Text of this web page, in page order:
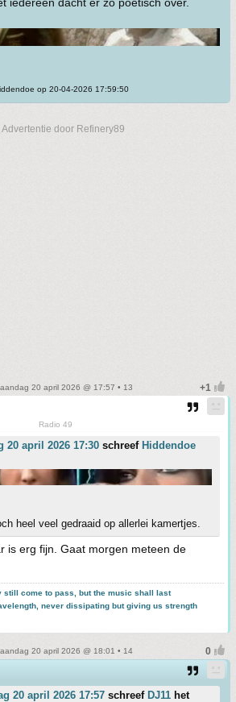
op 20-04-2026 17:59:50
door Refinery89
20 april 2026 @ 17:57 • 13
Radio 49
20 april 2026 17:30 schreef Hiddendoe
heel veel gedraaid op allerlei kamertjes.
is erg fijn. Gaat morgen meteen de
still come to pass, but the music shall last
never dissipating but giving us strength
20 april 2026 @ 18:01 • 14
20 april 2026 17:57 schreef DJ11 het